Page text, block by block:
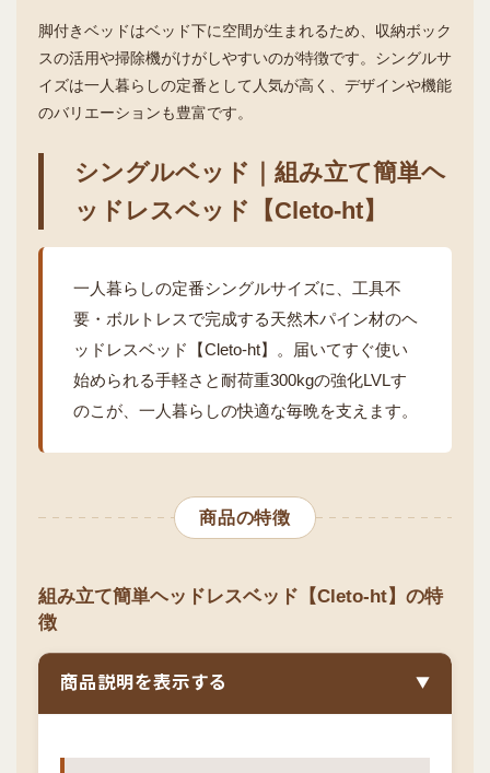
脚付きベッドはベッド下に空間が生まれるため、収納ボック
スの活用や掃除機がけがしやすいのが特徴です。シングルサ
イズは一人暮らしの定番として人気が高く、デザインや機能
のバリエーションも豊富です。
シングルベッド｜組み立て簡単ヘ
ッドレスベッド【Cleto-ht】
一人暮らしの定番シングルサイズに、工具不
要・ボルトレスで完成する天然木パイン材のヘ
ッドレスベッド【Cleto-ht】。届いてすぐ使い
始められる手軽さと耐荷重300kgの強化LVLす
のこが、一人暮らしの快適な毎晩を支えます。
商品の特徴
組み立て簡単ヘッドレスベッド【Cleto-ht】の特
徴
商品説明を表示する ▼